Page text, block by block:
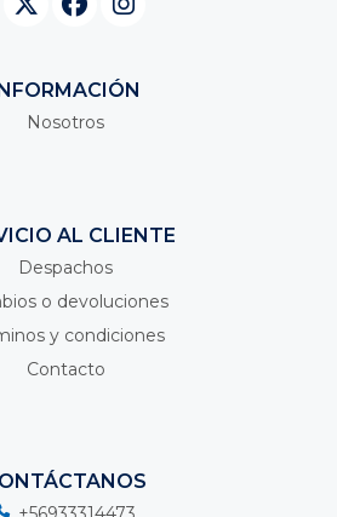
Nosotros
AL CLIENTE
Despachos
o devoluciones
y condiciones
Contacto